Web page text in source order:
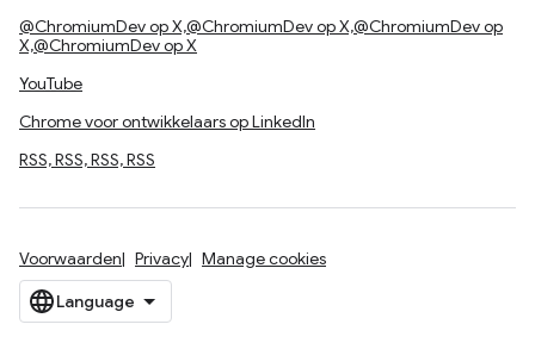
@ChromiumDev op X,@ChromiumDev op X,@ChromiumDev op
X,@ChromiumDev op X
YouTube
Chrome voor ontwikkelaars op LinkedIn
RSS, RSS, RSS, RSS
Voorwaarden Privacy Manage cookies